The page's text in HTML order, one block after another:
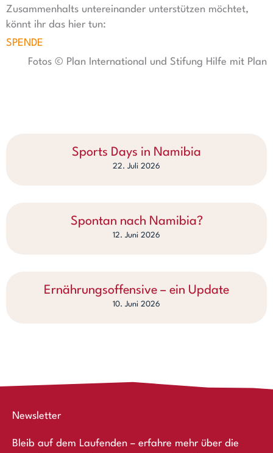
Zusammenhalts untereinander unterstützen möchtet,
könnt ihr das hier tun:
SPENDE
Fotos © Plan International und Stifung Hilfe mit Plan
Sports Days in Namibia
22. Juli 2026
Spontan nach Namibia?
12. Juni 2026
Ernährungsoffensive – ein Update
10. Juni 2026
Newsletter
Bleib auf dem Laufenden – erfahre mehr über die